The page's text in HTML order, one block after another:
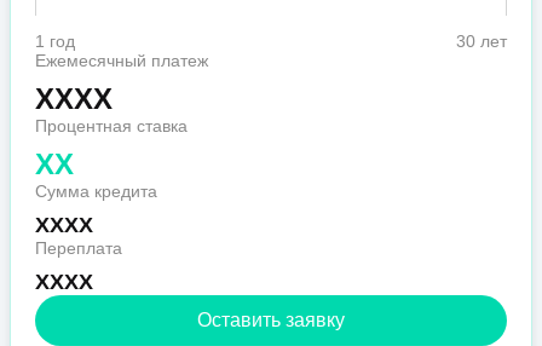
1 год
30 лет
Ежемесячный платеж
XXXX
Процентная ставка
XX
Сумма кредита
XXXX
Переплата
XXXX
Оставить заявку